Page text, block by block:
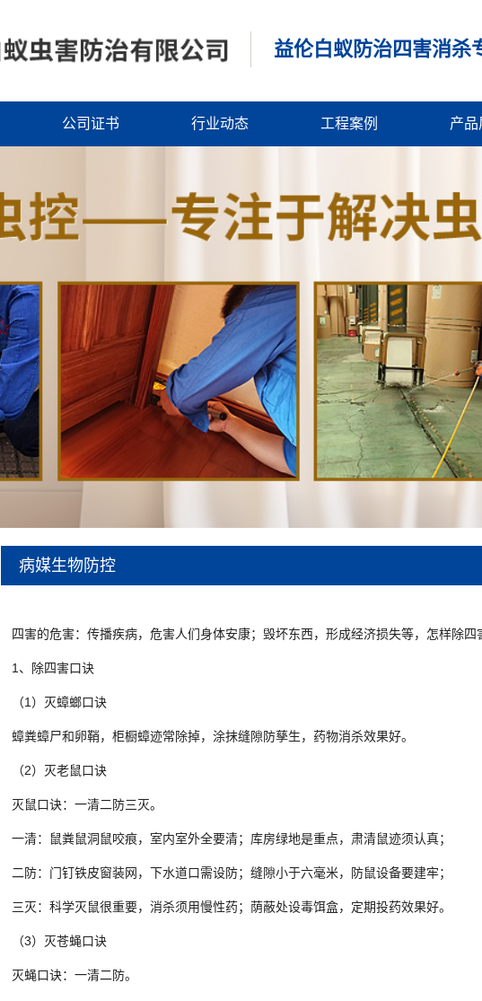
益伦白蚁防治四害消杀
公司证书 行业动态 工程案例 产品
病媒生物防控
四害的危害：传播疾病，危害人们身体安康；毁坏东西，形成经济损失等，怎样除四
1、除四害口诀
（1）灭蟑螂口诀
蟑粪蟑尸和卵鞘，柜橱蟑迹常除掉，涂抹缝隙防孳生，药物消杀效果好。
（2）灭老鼠口诀
灭鼠口诀：一清二防三灭。
一清：鼠粪鼠洞鼠咬痕，室内室外全要清；库房绿地是重点，肃清鼠迹须认真；
二防：门钉铁皮窗装网，下水道口需设防；缝隙小于六毫米，防鼠设备要建牢；
三灭：科学灭鼠很重要，消杀须用慢性药；荫蔽处设毒饵盒，定期投药效果好。
（3）灭苍蝇口诀
灭蝇口诀：一清二防。